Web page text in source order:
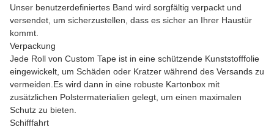
Unser benutzerdefiniertes Band wird sorgfältig verpackt und
versendet, um sicherzustellen, dass es sicher an Ihrer Haustür
kommt.
Verpackung
Jede Roll von Custom Tape ist in eine schützende Kunststofffolie
eingewickelt, um Schäden oder Kratzer während des Versands zu
vermeiden.Es wird dann in eine robuste Kartonbox mit
zusätzlichen Polstermaterialien gelegt, um einen maximalen
Schutz zu bieten.
Schifffahrt